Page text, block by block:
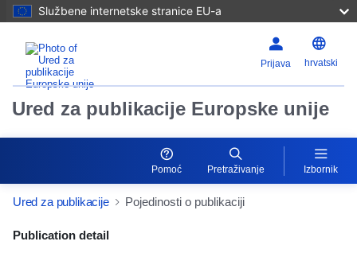
Službene internetske stranice EU-a
Prijava hrvatski
Ured za publikacije Europske unije
Pomoć Pretraživanje Izbornik
Ured za publikacije Pojedinosti o publikaciji
Publication Detail Actions Portlet
Publication detail